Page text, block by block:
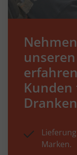
Kunden
Marken.